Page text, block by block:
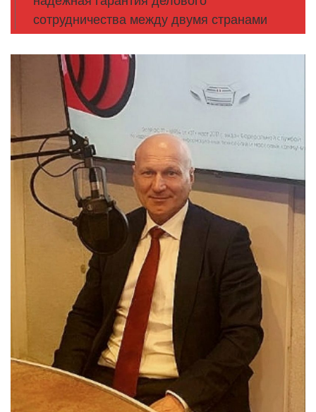
сотрудничества между двумя странами